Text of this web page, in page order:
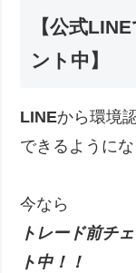
【公式
ント中】
LINEから環境
できるようにな
今なら
トレード前チ
ト中！！